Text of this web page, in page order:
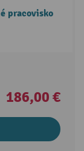
pracovisko
186,00 €